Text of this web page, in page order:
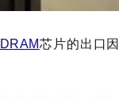
DRAM芯片的出口因